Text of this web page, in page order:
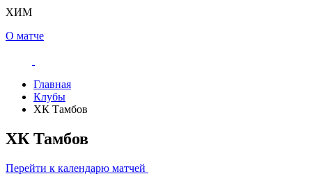
ХИМ
О матче
Главная
Клубы
ХК Тамбов
ХК Тамбов
Перейти к календарю матчей